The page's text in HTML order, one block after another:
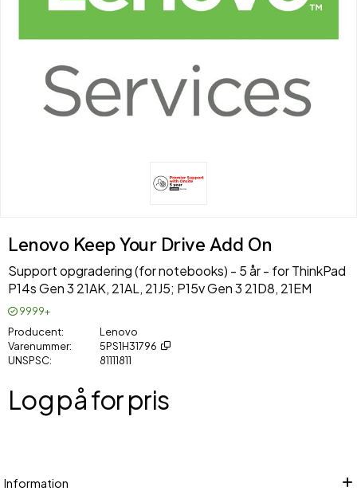
Lenovo Keep Your Drive Add On
Support opgradering (for notebooks) - 5 år - for ThinkPad
P14s Gen 3 21AK, 21AL, 21J5; P15v Gen 3 21D8, 21EM
9999+
Producent
Lenovo
Varenummer
5PS1H31796
UNSPSC
81111811
Log på for pris
Information